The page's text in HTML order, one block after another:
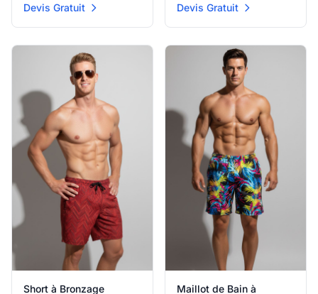
matériau à bronzage
pénétrant à finition
l'expérience de
vêtements de plage
avec un look luxueux.
Devis Gratuit
pénétrant. Avec taille
élastique, poches
longue, adapté aux
entraînements en salle ou
aux vêtements d'été
décontractés.
Devis Gratuit
Short à Bronzage
Maillot de Bain à